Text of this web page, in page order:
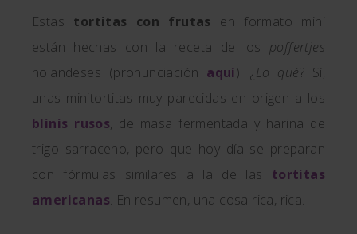
Estas tortitas con frutas en formato mini
están hechas con la receta de los poffertjes
holandeses (pronunciación aquí). ¿Lo qué? Sí,
unas minitortitas muy parecidas en origen a los
blinis rusos, de masa fermentada y harina de
trigo sarraceno, pero que hoy día se preparan
con fórmulas similares a la de las tortitas
americanas. En resumen, una cosa rica, rica.